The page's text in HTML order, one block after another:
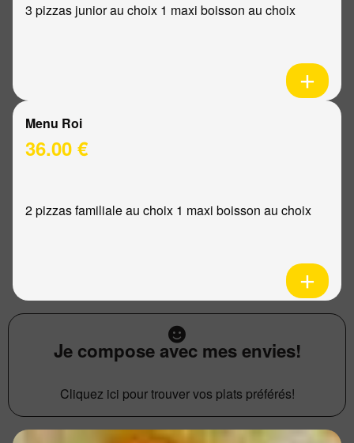
3 pizzas junior au choix 1 maxi boisson au choix
Menu Roi
36.00 €
2 pizzas familiale au choix 1 maxi boisson au choix
Je compose avec mes envies!
Cliquez ici pour trouver vos plats préférés!